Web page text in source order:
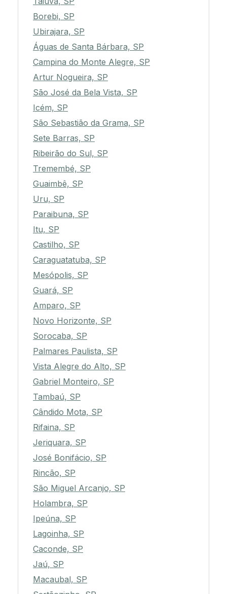
Borebi, SP
Ubirajara, SP
Águas de Santa Bárbara, SP
Campina do Monte Alegre, SP
Artur Nogueira, SP
São José da Bela Vista, SP
Icém, SP
São Sebastião da Grama, SP
Sete Barras, SP
Ribeirão do Sul, SP
Tremembé, SP
Guaimbê, SP
Uru, SP
Paraibuna, SP
Itu, SP
Castilho, SP
Caraguatatuba, SP
Mesópolis, SP
Guará, SP
Amparo, SP
Novo Horizonte, SP
Sorocaba, SP
Palmares Paulista, SP
Vista Alegre do Alto, SP
Gabriel Monteiro, SP
Tambaú, SP
Cândido Mota, SP
Rifaina, SP
Jeriquara, SP
José Bonifácio, SP
Rincão, SP
São Miguel Arcanjo, SP
Holambra, SP
Ipeúna, SP
Lagoinha, SP
Caconde, SP
Jaú, SP
Macaubal, SP